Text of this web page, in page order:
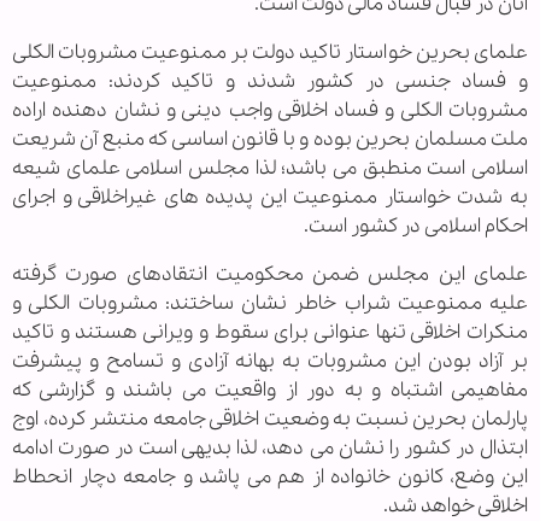
علمای بحرین خواستار تاکید دولت بر ممنوعیت مشروبات الکلی
و فساد جنسی در کشور شدند و تاکید کردند: ممنوعیت
مشروبات الکلی و فساد اخلاقی واجب دینی و نشان دهنده اراده
ملت مسلمان بحرین بوده و با قانون اساسی که منبع آن شریعت
اسلامی است منطبق می باشد؛ لذا مجلس اسلامی علمای شیعه
به شدت خواستار ممنوعیت این پدیده های غیراخلاقی و اجرای
احکام اسلامی در کشور است.
علمای این مجلس ضمن محکومیت انتقادهای صورت گرفته
علیه ممنوعیت شراب خاطر نشان ساختند: مشروبات الکلی و
منکرات اخلاقی تنها عنوانی برای سقوط و ویرانی هستند و تاکید
بر آزاد بودن این مشروبات به بهانه آزادی و تسامح و پیشرفت
مفاهیمی اشتباه و به دور از واقعیت می باشند و گزارشی که
پارلمان بحرین نسبت به وضعیت اخلاقی جامعه منتشر کرده، اوج
ابتذال در کشور را نشان می دهد، لذا بدیهی است در صورت ادامه
این وضع، کانون خانواده از هم می پاشد و جامعه دچار انحطاط
اخلاقی خواهد شد.